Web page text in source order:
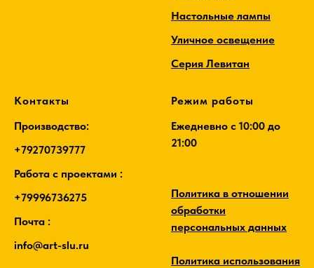
Настольные лампы
Уличное освещение
Серия Левитан
Контакты
Производство:
+79270739777
Работа с проектами :
+79996736275
Почта :
info@art-slu.ru
Режим работы
Ежедневно c 10:00 до
21:00
Политика в отношении
обработки
персональных данных
Политика использования